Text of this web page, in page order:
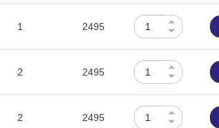
1 2495
2 2495
2 2495